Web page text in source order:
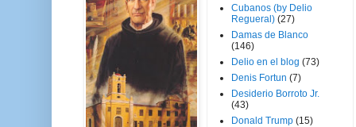
Cubanos (by Delio
Regueral) (27)
Damas de Blanco
(146)
Delio en el blog (73)
Denis Fortun (7)
Desiderio Borroto Jr.
(43)
Donald Trump (15)